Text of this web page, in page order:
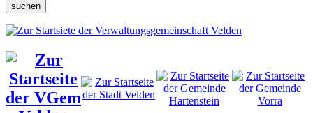
suchen